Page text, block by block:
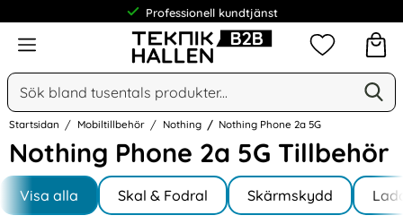
Professionell kundtjänst
Meny
Sök
Sök på Narse Group AB
Mina
Startsidan Mobiltillbehör Nothing Nothing Phone 2a 5G
Nothing Phone 2a 5G Tillbehör
Hoppa
produkter
Underkategorier
Visa alla
I Nothing Phone 2a 5G
Skal & Fodral Skärmskydd